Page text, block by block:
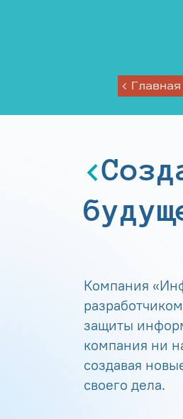
Главная
Компания
защиты
компания ни
создавая
своего дела.